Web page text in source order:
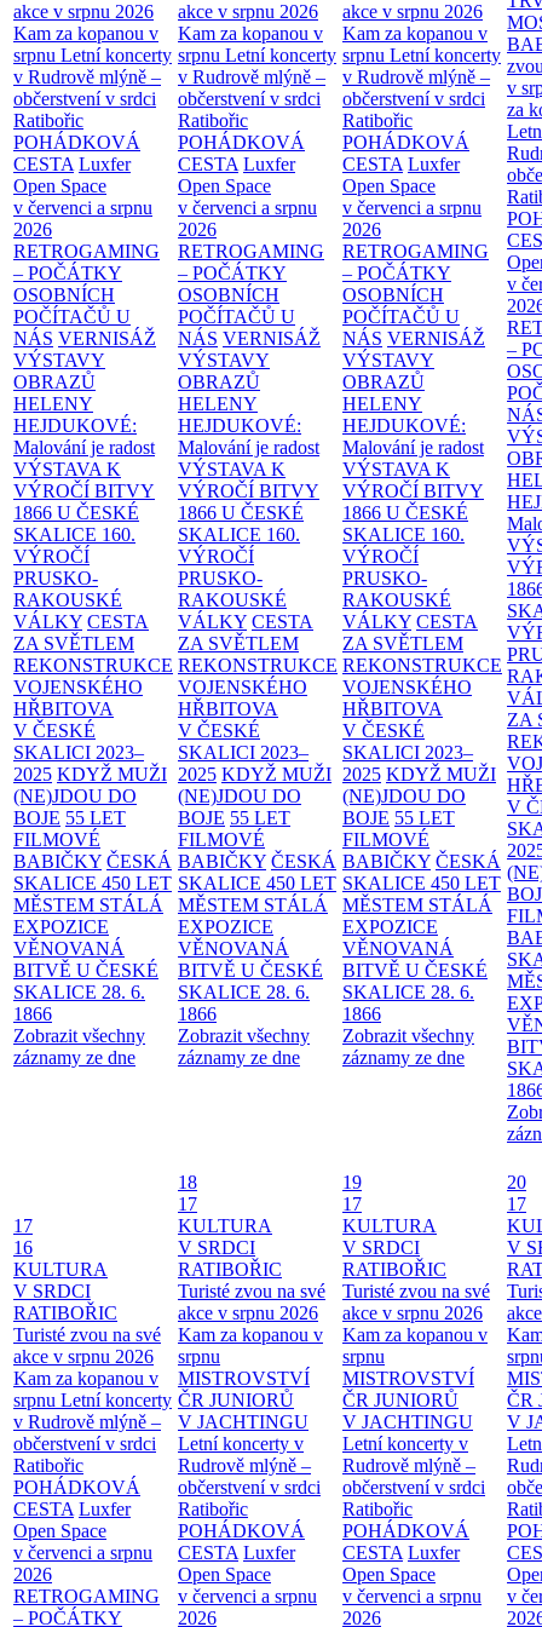
akce v srpnu 2026
Kam za kopanou v
srpnu Letní koncerty
v Rudrově mlýně –
občerstvení v srdci
Ratibořic
POHÁDKOVÁ
CESTA Luxfer
Open Space
v červenci a srpnu
2026
RETROGAMING
– POČÁTKY
OSOBNÍCH
POČÍTAČŮ U
NÁS VERNISÁŽ
VÝSTAVY
OBRAZŮ
HELENY
HEJDUKOVÉ:
Malování je radost
VÝSTAVA K
VÝROČÍ BITVY
1866 U ČESKÉ
SKALICE 160.
VÝROČÍ
PRUSKO-
RAKOUSKÉ
VÁLKY CESTA
ZA SVĚTLEM
REKONSTRUKCE
VOJENSKÉHO
HŘBITOVA
V ČESKÉ
SKALICI 2023–
2025 KDYŽ MUŽI
(NE)JDOU DO
BOJE 55 LET
FILMOVÉ
BABIČKY ČESKÁ
SKALICE 450 LET
MĚSTEM STÁLÁ
EXPOZICE
VĚNOVANÁ
BITVĚ U ČESKÉ
SKALICE 28. 6.
1866
Zobrazit všechny
záznamy ze dne
akce v srpnu 2026
Kam za kopanou v
srpnu Letní koncerty
v Rudrově mlýně –
občerstvení v srdci
Ratibořic
POHÁDKOVÁ
CESTA Luxfer
Open Space
v červenci a srpnu
2026
RETROGAMING
– POČÁTKY
OSOBNÍCH
POČÍTAČŮ U
NÁS VERNISÁŽ
VÝSTAVY
OBRAZŮ
HELENY
HEJDUKOVÉ:
Malování je radost
VÝSTAVA K
VÝROČÍ BITVY
1866 U ČESKÉ
SKALICE 160.
VÝROČÍ
PRUSKO-
RAKOUSKÉ
VÁLKY CESTA
ZA SVĚTLEM
REKONSTRUKCE
VOJENSKÉHO
HŘBITOVA
V ČESKÉ
SKALICI 2023–
2025 KDYŽ MUŽI
(NE)JDOU DO
BOJE 55 LET
FILMOVÉ
BABIČKY ČESKÁ
SKALICE 450 LET
MĚSTEM STÁLÁ
EXPOZICE
VĚNOVANÁ
BITVĚ U ČESKÉ
SKALICE 28. 6.
1866
Zobrazit všechny
záznamy ze dne
akce v srpnu 2026
Kam za kopanou v
srpnu Letní koncerty
v Rudrově mlýně –
občerstvení v srdci
Ratibořic
POHÁDKOVÁ
CESTA Luxfer
Open Space
v červenci a srpnu
2026
RETROGAMING
– POČÁTKY
OSOBNÍCH
POČÍTAČŮ U
NÁS VERNISÁŽ
VÝSTAVY
OBRAZŮ
HELENY
HEJDUKOVÉ:
Malování je radost
VÝSTAVA K
VÝROČÍ BITVY
1866 U ČESKÉ
SKALICE 160.
VÝROČÍ
PRUSKO-
RAKOUSKÉ
VÁLKY CESTA
ZA SVĚTLEM
REKONSTRUKCE
VOJENSKÉHO
HŘBITOVA
V ČESKÉ
SKALICI 2023–
2025 KDYŽ MUŽI
(NE)JDOU DO
BOJE 55 LET
FILMOVÉ
BABIČKY ČESKÁ
SKALICE 450 LET
MĚSTEM STÁLÁ
EXPOZICE
VĚNOVANÁ
BITVĚ U ČESKÉ
SKALICE 28. 6.
1866
Zobrazit všechny
záznamy ze dne
v
za
v
–
ZA
V
17
16
KULTURA
V SRDCI
RATIBOŘIC
Turisté zvou na své
akce v srpnu 2026
Kam za kopanou v
srpnu Letní koncerty
v Rudrově mlýně –
občerstvení v srdci
Ratibořic
POHÁDKOVÁ
CESTA Luxfer
Open Space
v červenci a srpnu
2026
RETROGAMING
– POČÁTKY
18
17
KULTURA
V SRDCI
RATIBOŘIC
Turisté zvou na své
akce v srpnu 2026
Kam za kopanou v
srpnu
MISTROVSTVÍ
ČR JUNIORŮ
V JACHTINGU
Letní koncerty v
Rudrově mlýně –
občerstvení v srdci
Ratibořic
POHÁDKOVÁ
CESTA Luxfer
Open Space
v červenci a srpnu
2026
19
17
KULTURA
V SRDCI
RATIBOŘIC
Turisté zvou na své
akce v srpnu 2026
Kam za kopanou v
srpnu
MISTROVSTVÍ
ČR JUNIORŮ
V JACHTINGU
Letní koncerty v
Rudrově mlýně –
občerstvení v srdci
Ratibořic
POHÁDKOVÁ
CESTA Luxfer
Open Space
v červenci a srpnu
2026
20
17
V
ČR
V
v